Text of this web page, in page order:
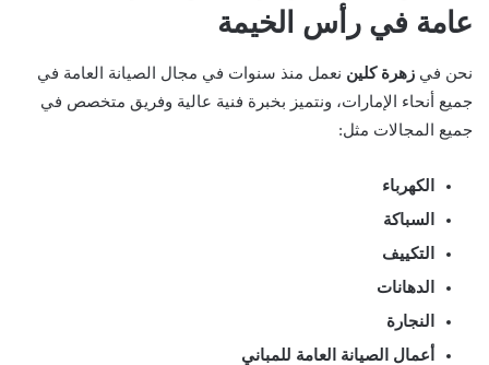
عامة في رأس الخيمة
نحن في زهرة كلين نعمل منذ سنوات في مجال الصيانة العامة في
جميع أنحاء الإمارات، ونتميز بخبرة فنية عالية وفريق متخصص في
جميع المجالات مثل:
الكهرباء
السباكة
التكييف
الدهانات
النجارة
أعمال الصيانة العامة للمباني